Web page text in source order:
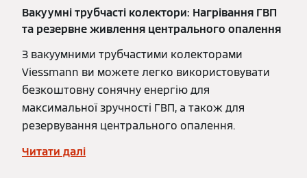
Вакуумні трубчасті колектори: Нагрівання ГВП
та резервне живлення центрального опалення
З вакуумними трубчастими колекторами
Viessmann ви можете легко використовувати
безкоштовну сонячну енергію для
максимальної зручності ГВП, а також для
резервування центрального опалення.
Читати далі